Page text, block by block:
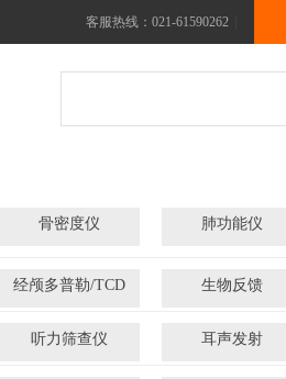
客服热线：021-61590262
骨密度仪 肺功能仪
经颅多普勒/TCD 生物反馈
听力筛查仪 耳声发射